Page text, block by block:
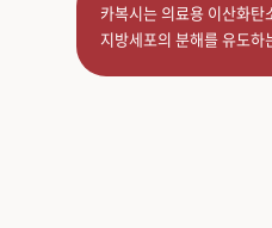
카복시는 의료용 이산화탄
지방세포의 분해를 유도하